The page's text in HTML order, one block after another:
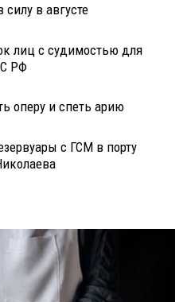
в августе
лиц с судимостью для
РФ
оперу и спеть арию
с ГСМ в порту